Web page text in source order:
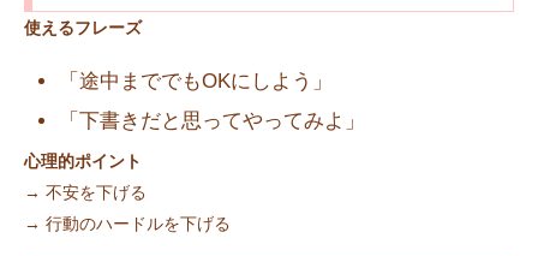
使えるフレーズ
「途中まででもOKにしよう」
「下書きだと思ってやってみよ」
心理的ポイント
→ 不安を下げる
→ 行動のハードルを下げる